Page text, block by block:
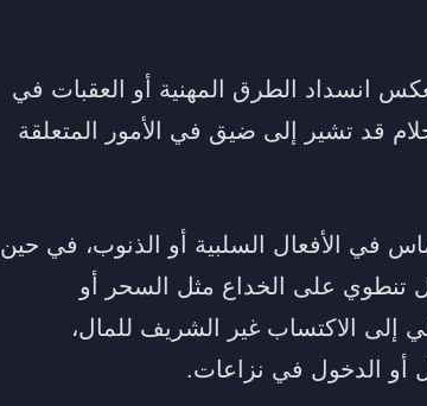
انسداد الطرق المهنية أو العقبات في
قد تشير إلى ضيق في الأمور المتعلقة
في الأفعال السلبية أو الذنوب، في حين
تنطوي على الخداع مثل السحر أو
إلى الاكتساب غير الشريف للمال،
أو الدخول في نزاعات.